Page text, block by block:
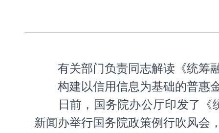
有关部门负责同志解读《统筹
构建以信用信息为基础的普惠
日前，国务院办公厅印发了
新闻办举行国务院政策例行吹风会